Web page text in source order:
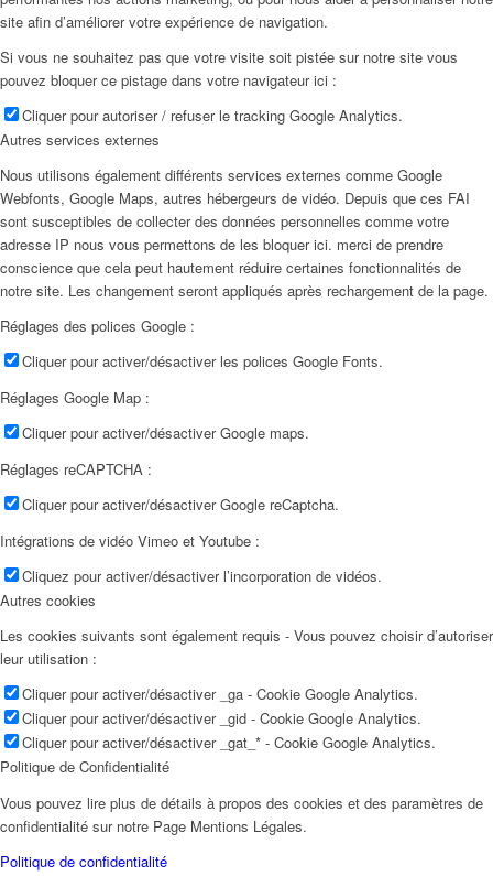
site afin d’améliorer votre expérience de navigation.
Si vous ne souhaitez pas que votre visite soit pistée sur notre site vous
pouvez bloquer ce pistage dans votre navigateur ici :
Cliquer pour autoriser / refuser le tracking Google Analytics.
Autres services externes
Nous utilisons également différents services externes comme Google
Webfonts, Google Maps, autres hébergeurs de vidéo. Depuis que ces FAI
sont susceptibles de collecter des données personnelles comme votre
adresse IP nous vous permettons de les bloquer ici. merci de prendre
conscience que cela peut hautement réduire certaines fonctionnalités de
notre site. Les changement seront appliqués après rechargement de la page.
Réglages des polices Google :
Cliquer pour activer/désactiver les polices Google Fonts.
Réglages Google Map :
Cliquer pour activer/désactiver Google maps.
Réglages reCAPTCHA :
Cliquer pour activer/désactiver Google reCaptcha.
Intégrations de vidéo Vimeo et Youtube :
Cliquez pour activer/désactiver l’incorporation de vidéos.
Autres cookies
Les cookies suivants sont également requis - Vous pouvez choisir d’autoriser
leur utilisation :
Cliquer pour activer/désactiver _ga - Cookie Google Analytics.
Cliquer pour activer/désactiver _gid - Cookie Google Analytics.
Cliquer pour activer/désactiver _gat_* - Cookie Google Analytics.
Politique de Confidentialité
Vous pouvez lire plus de détails à propos des cookies et des paramètres de
confidentialité sur notre Page Mentions Légales.
Politique de confidentialité